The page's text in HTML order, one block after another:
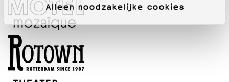
Alleen noodzakelijke cookies